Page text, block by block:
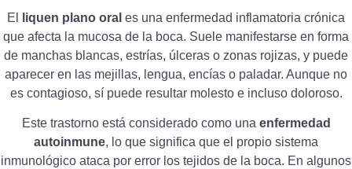
El liquen plano oral es una enfermedad inflamatoria crónica
que afecta la mucosa de la boca. Suele manifestarse en forma
de manchas blancas, estrías, úlceras o zonas rojizas, y puede
aparecer en las mejillas, lengua, encías o paladar. Aunque no
es contagioso, sí puede resultar molesto e incluso doloroso.
Este trastorno está considerado como una enfermedad
autoinmune, lo que significa que el propio sistema
inmunológico ataca por error los tejidos de la boca. En algunos